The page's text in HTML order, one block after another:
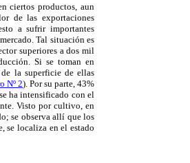
ciertos productos, aun
de las exportaciones
a sufrir importantes
Tal situación es
superiores a dos mil
Si se toman en
la superficie de ellas
Nº 2). Por su parte, 43%
ha intensificado con el
Visto por cultivo, en
se observa allí que los
se localiza en el estado